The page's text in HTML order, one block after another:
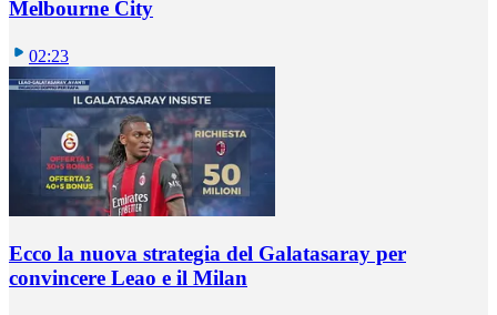
Melbourne City
02:23
Ecco la nuova strategia del Galatasaray per
convincere Leao e il Milan